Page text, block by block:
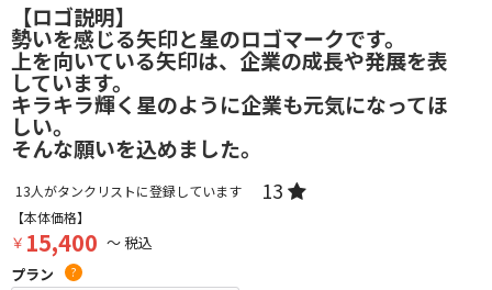
【ロゴ説明】
勢いを感じる矢印と星のロゴマークです。
上を向いている矢印は、企業の成長や発展を表
しています。
キラキラ輝く星のように企業も元気になってほ
しい。
そんな願いを込めました。
13人がタンクリストに登録しています 13
【本体価格】
￥ 15,400 ～ 税込
プラン
?